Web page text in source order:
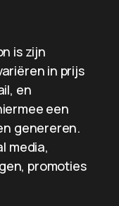
is zijn
in prijs
en
een
genereren.
media,
promoties